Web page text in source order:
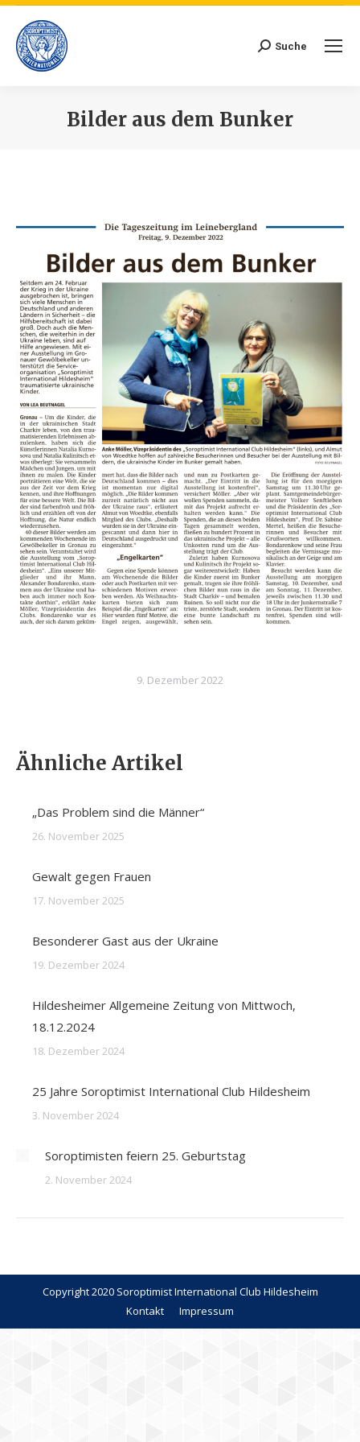
Search:
Suche
Bilder aus dem Bunker
9. Dezember 2022
Ähnliche Artikel
„Das Problem sind die Männer“
26. November 2025
Gewalt gegen Frauen
17. November 2025
Besonderer Gast aus der Ukraine
19. Dezember 2024
Hildesheimer Allgemeine Zeitung von Mittwoch,
18.12.2024
18. Dezember 2024
25 Jahre Soroptimist International Club Hildesheim
3. November 2024
Soroptimisten feiern 25. Geburtstag
2. November 2024
Copyright 2020 Soroptimist International Club Hildesheim
Kontakt
Impressum